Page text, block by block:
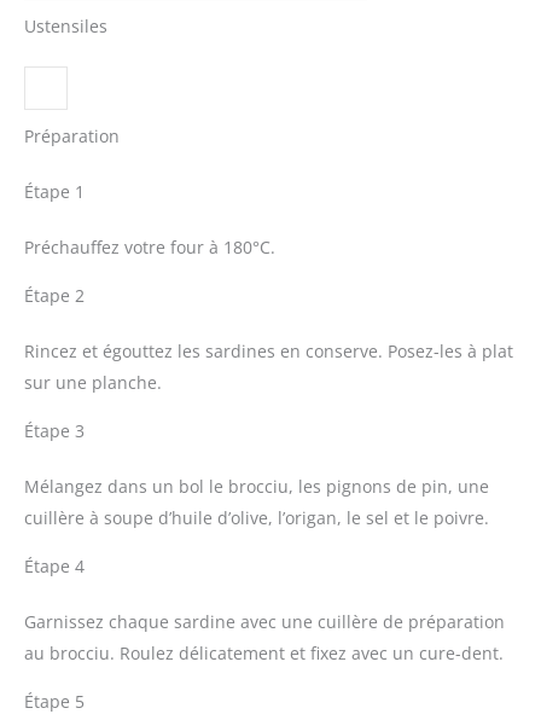
Ustensiles
Préparation
Étape 1
Préchauffez votre four à 180°C.
Étape 2
Rincez et égouttez les sardines en conserve. Posez-les à plat
sur une planche.
Étape 3
Mélangez dans un bol le brocciu, les pignons de pin, une
cuillère à soupe d’huile d’olive, l’origan, le sel et le poivre.
Étape 4
Garnissez chaque sardine avec une cuillère de préparation
au brocciu. Roulez délicatement et fixez avec un cure-dent.
Étape 5